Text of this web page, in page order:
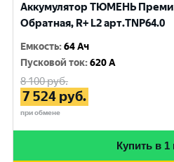
Аккумулятор ТЮМЕНЬ
Обратная, R+ L2 арт.TNP64.0
Емкость:64 Ач
Пусковой ток:620 A
8 100руб.
7 524 руб.
при обмене
Купить в 1